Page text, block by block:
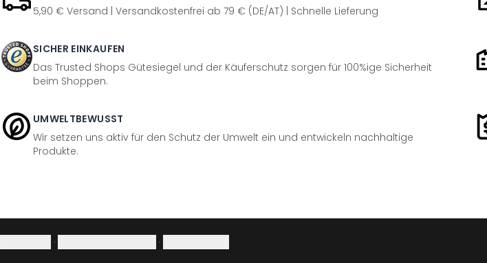
5,90 € Versand | Versandkostenfrei ab 79 € (DE/AT) | Schnelle Lieferung
SICHER EINKAUFEN
Das Trusted Shops Gütesiegel und der Käuferschutz sorgen für 100%ige Sicherheit
beim Shoppen.
UMWELTBEWUSST
Wir setzen uns aktiv für den Schutz der Umwelt ein und entwickeln nachhaltige
Produkte.
· ·